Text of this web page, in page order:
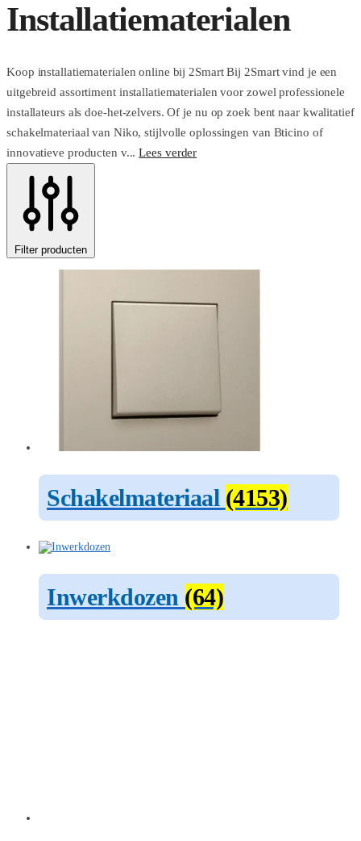
Installatiematerialen
Koop installatiematerialen online bij 2Smart Bij 2Smart vind je een
uitgebreid assortiment installatiematerialen voor zowel professionele
installateurs als doe-het-zelvers. Of je nu op zoek bent naar kwalitatief
schakelmateriaal van Niko, stijlvolle oplossingen van Bticino of
innovatieve producten v...Lees verder
Filter producten
Schakelmateriaal (4153)
Inwerkdozen (64)